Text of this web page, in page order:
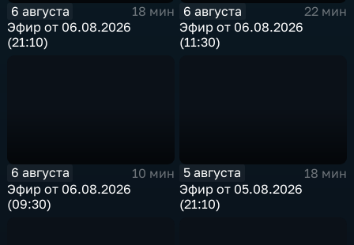
6 августа
18 мин
Эфир от 06.08.2026
(21:10)
6 августа
22 мин
Эфир от 06.08.2026
(11:30)
6 августа
10 мин
Эфир от 06.08.2026
(09:30)
5 августа
18 мин
Эфир от 05.08.2026
(21:10)